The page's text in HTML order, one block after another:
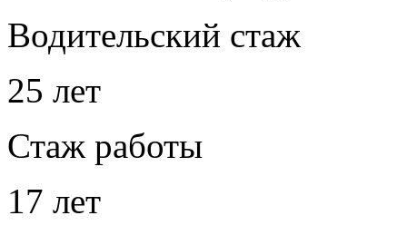
Водительский стаж
25 лет
Стаж работы
17 лет